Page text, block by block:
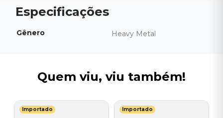
Gênero Heavy Metal
Quem viu, viu também!
Importado Importado